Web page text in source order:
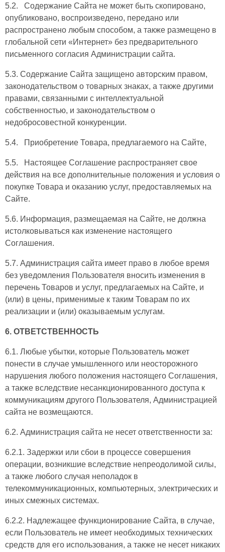
5.2. Содержание Сайта не может быть скопировано,
опубликовано, воспроизведено, передано или
распространено любым способом, а также размещено в
глобальной сети «Интернет» без предварительного
письменного согласия Администрации сайта.
5.3. Содержание Сайта защищено авторским правом,
законодательством о товарных знаках, а также другими
правами, связанными с интеллектуальной
собственностью, и законодательством о
недобросовестной конкуренции.
5.4. Приобретение Товара, предлагаемого на Сайте,
5.5. Настоящее Соглашение распространяет свое
действия на все дополнительные положения и условия о
покупке Товара и оказанию услуг, предоставляемых на
Сайте.
5.6. Информация, размещаемая на Сайте, не должна
истолковываться как изменение настоящего
Соглашения.
5.7. Администрация сайта имеет право в любое время
без уведомления Пользователя вносить изменения в
перечень Товаров и услуг, предлагаемых на Сайте, и
(или) в цены, применимые к таким Товарам по их
реализации и (или) оказываемым услугам.
6. ОТВЕТСТВЕННОСТЬ
6.1. Любые убытки, которые Пользователь может
понести в случае умышленного или неосторожного
нарушения любого положения настоящего Соглашения,
а также вследствие несанкционированного доступа к
коммуникациям другого Пользователя, Администрацией
сайта не возмещаются.
6.2. Администрация сайта не несет ответственности за:
6.2.1. Задержки или сбои в процессе совершения
операции, возникшие вследствие непреодолимой силы,
а также любого случая неполадок в
телекоммуникационных, компьютерных, электрических и
иных смежных системах.
6.2.2. Надлежащее функционирование Сайта, в случае,
если Пользователь не имеет необходимых технических
средств для его использования, а также не несет никаких